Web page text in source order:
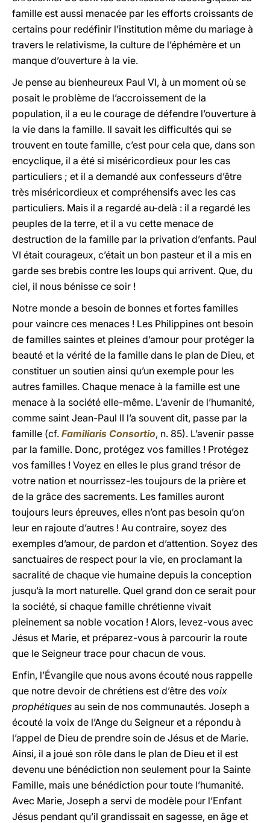
famille est aussi menacée par les efforts croissants de
certains pour redéfinir l’institution même du mariage à
travers le relativisme, la culture de l’éphémère et un
manque d’ouverture à la vie.
Je pense au bienheureux Paul VI, à un moment où se
posait le problème de l’accroissement de la
population, il a eu le courage de défendre l’ouverture à
la vie dans la famille. Il savait les difficultés qui se
trouvent en toute famille, c’est pour cela que, dans son
encyclique, il a été si miséricordieux pour les cas
particuliers ; et il a demandé aux confesseurs d’être
très miséricordieux et compréhensifs avec les cas
particuliers. Mais il a regardé au-delà : il a regardé les
peuples de la terre, et il a vu cette menace de
destruction de la famille par la privation d’enfants. Paul
VI était courageux, c’était un bon pasteur et il a mis en
garde ses brebis contre les loups qui arrivent. Que, du
ciel, il nous bénisse ce soir !
Notre monde a besoin de bonnes et fortes familles
pour vaincre ces menaces ! Les Philippines ont besoin
de familles saintes et pleines d’amour pour protéger la
beauté et la vérité de la famille dans le plan de Dieu, et
constituer un soutien ainsi qu’un exemple pour les
autres familles. Chaque menace à la famille est une
menace à la société elle-même. L’avenir de l’humanité,
comme saint Jean-Paul II l’a souvent dit, passe par la
famille (cf. Familiaris Consortio, n. 85). L’avenir passe
par la famille. Donc, protégez vos familles ! Protégez
vos familles ! Voyez en elles le plus grand trésor de
votre nation et nourrissez-les toujours de la prière et
de la grâce des sacrements. Les familles auront
toujours leurs épreuves, elles n’ont pas besoin qu’on
leur en rajoute d’autres ! Au contraire, soyez des
exemples d’amour, de pardon et d’attention. Soyez des
sanctuaires de respect pour la vie, en proclamant la
sacralité de chaque vie humaine depuis la conception
jusqu’à la mort naturelle. Quel grand don ce serait pour
la société, si chaque famille chrétienne vivait
pleinement sa noble vocation ! Alors, levez-vous avec
Jésus et Marie, et préparez-vous à parcourir la route
que le Seigneur trace pour chacun de vous.
Enfin, l’Évangile que nous avons écouté nous rappelle
que notre devoir de chrétiens est d’être des voix
prophétiques au sein de nos communautés. Joseph a
écouté la voix de l’Ange du Seigneur et a répondu à
l’appel de Dieu de prendre soin de Jésus et de Marie.
Ainsi, il a joué son rôle dans le plan de Dieu et il est
devenu une bénédiction non seulement pour la Sainte
Famille, mais une bénédiction pour toute l’humanité.
Avec Marie, Joseph a servi de modèle pour l’Enfant
Jésus pendant qu’il grandissait en sagesse, en âge et